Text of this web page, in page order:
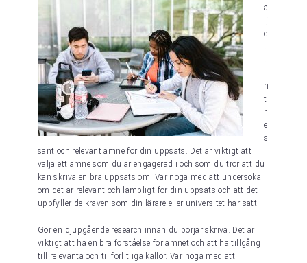
ä
lj
e
t
t
i
n
t
r
e
s
sant och relevant ämne för din uppsats. Det är viktigt att
välja ett ämne som du är engagerad i och som du tror att du
kan skriva en bra uppsats om. Var noga med att undersöka
om det är relevant och lämpligt för din uppsats och att det
uppfyller de kraven som din lärare eller universitet har satt.
Gör en djupgående research innan du börjar skriva. Det är
viktigt att ha en bra förståelse för ämnet och att ha tillgång
till relevanta och tillförlitliga källor. Var noga med att